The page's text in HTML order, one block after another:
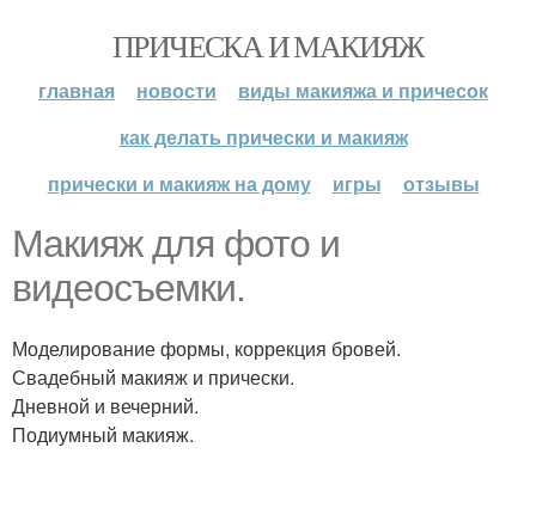
ПРИЧЕСКА И МАКИЯЖ
главная новости
виды макияжа и причесок
как делать прически и макияж
прически и макияж на дому
игры отзывы
Макияж для фото и
видеосъемки.
Моделирование формы, коррекция бровей.
Свадебный макияж и прически.
Дневной и вечерний.
Подиумный макияж.